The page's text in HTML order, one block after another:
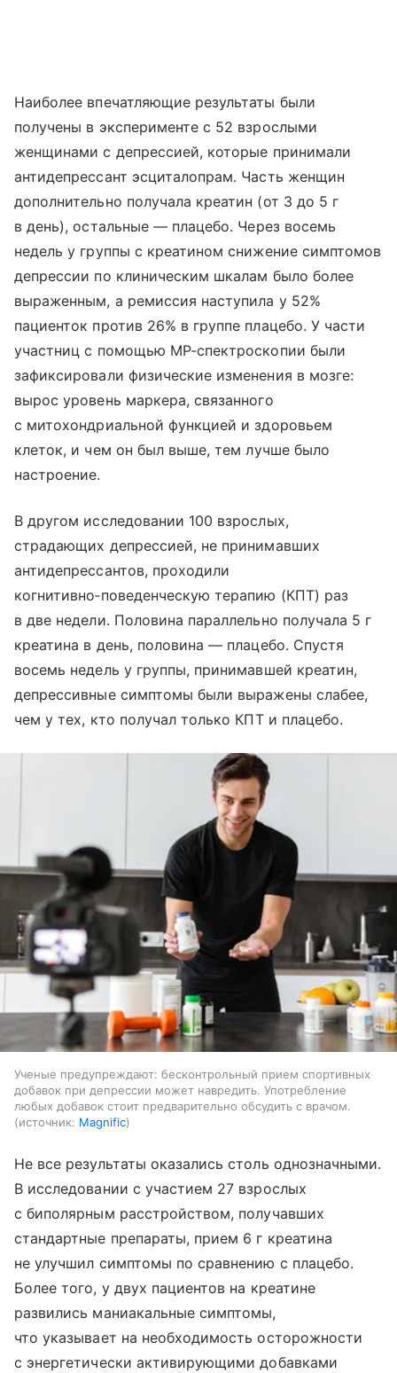
Наиболее впечатляющие результаты были
получены в эксперименте с 52 взрослыми
женщинами с депрессией, которые принимали
антидепрессант эсциталопрам. Часть женщин
дополнительно получала креатин (от 3 до 5 г
в день), остальные — плацебо. Через восемь
недель у группы с креатином снижение симптомов
депрессии по клиническим шкалам было более
выраженным, а ремиссия наступила у 52%
пациенток против 26% в группе плацебо. У части
участниц с помощью МР-спектроскопии были
зафиксировали физические изменения в мозге:
вырос уровень маркера, связанного
с митохондриальной функцией и здоровьем
клеток, и чем он был выше, тем лучше было
настроение.
В другом исследовании 100 взрослых,
страдающих депрессией, не принимавших
антидепрессантов, проходили
когнитивно‑поведенческую терапию (КПТ) раз
в две недели. Половина параллельно получала 5 г
креатина в день, половина — плацебо. Спустя
восемь недель у группы, принимавшей креатин,
депрессивные симптомы были выражены слабее,
чем у тех, кто получал только КПТ и плацебо.
Ученые предупреждают: бесконтрольный прием спортивных
добавок при депрессии может навредить. Употребление
любых добавок стоит предварительно обсудить с врачом.
источник: Magnific
Не все результаты оказались столь однозначными.
В исследовании с участием 27 взрослых
с биполярным расстройством, получавших
стандартные препараты, прием 6 г креатина
не улучшил симптомы по сравнению с плацебо.
Более того, у двух пациентов на креатине
развились маниакальные симптомы,
что указывает на необходимость осторожности
с энергетически активирующими добавками